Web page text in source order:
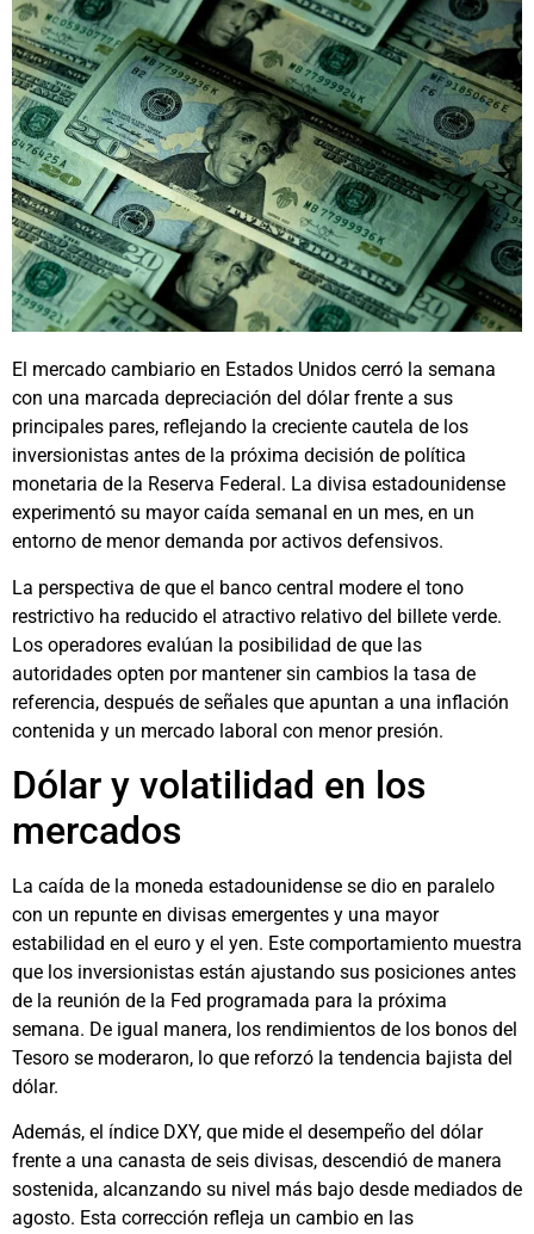
El mercado cambiario en Estados Unidos cerró la semana
con una marcada depreciación del dólar frente a sus
principales pares, reflejando la creciente cautela de los
inversionistas antes de la próxima decisión de política
monetaria de la Reserva Federal. La divisa estadounidense
experimentó su mayor caída semanal en un mes, en un
entorno de menor demanda por activos defensivos.
La perspectiva de que el banco central modere el tono
restrictivo ha reducido el atractivo relativo del billete verde.
Los operadores evalúan la posibilidad de que las
autoridades opten por mantener sin cambios la tasa de
referencia, después de señales que apuntan a una inflación
contenida y un mercado laboral con menor presión.
Dólar y volatilidad en los
mercados
La caída de la moneda estadounidense se dio en paralelo
con un repunte en divisas emergentes y una mayor
estabilidad en el euro y el yen. Este comportamiento muestra
que los inversionistas están ajustando sus posiciones antes
de la reunión de la Fed programada para la próxima
semana. De igual manera, los rendimientos de los bonos del
Tesoro se moderaron, lo que reforzó la tendencia bajista del
dólar.
Además, el índice DXY, que mide el desempeño del dólar
frente a una canasta de seis divisas, descendió de manera
sostenida, alcanzando su nivel más bajo desde mediados de
agosto. Esta corrección refleja un cambio en las